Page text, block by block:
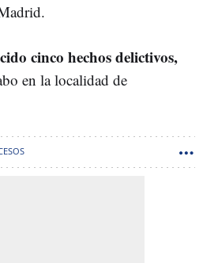
cinco hechos delictivos,
en la localidad de